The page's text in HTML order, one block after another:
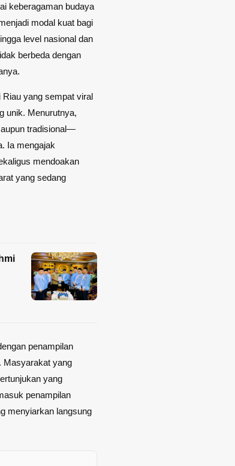
keberagaman budaya
modal kuat bagi
level nasional dan
berbeda dengan
yang sempat viral
unik. Menurutnya,
tradisional—
Ia mengajak
mendoakan
yang sedang
penampilan
Masyarakat yang
yang
penampilan
menyiarkan langsung